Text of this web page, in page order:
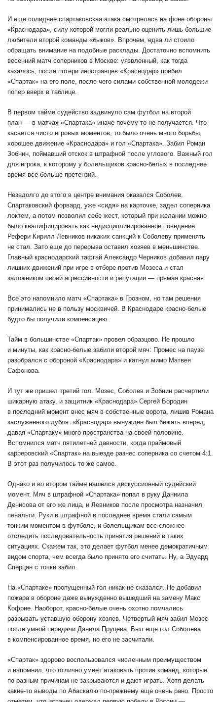
И еще солиднее спартаковская атака смотрелась на фоне обороны
«Краснодара», силу которой могли реально оценить лишь большие
любители второй команды «быков». Впрочем, едва ли стоило
обращать внимание на подобные расклады. Достаточно вспомнить
весенний матч соперников в Москве: уязвленный, как тогда
казалось, после потери иностранцев «Краснодар» прибил
«Спартак» на его поле, после чего силами собственной молодежи
попер вверх в таблице.
В первом тайме судейство задвинуло сам футбол на второй
план — в матчах «Спартака» иначе почему-то не получается. Что
касается чисто игровых моментов, то было очень много борьбы,
хорошее движение «Краснодара» и гол «Спартака». Забил Роман
Зобнин, поймавший отскок в штрафной после углового. Важный гол
для игрока, к которому у болельщиков красно-белых в последнее
время все больше претензий.
Незадолго до этого в центре внимания оказался Соболев.
Спартаковский форвард, уже «сидя» на карточке, задел соперника
локтем, а потом позволил себе жест, который при желании можно
было квалифицировать как недисциплинированное поведение.
Рефери Кирилл Левников никаких санкций к Соболеву применять
не стал. Зато еще до перерыва оставил хозяев в меньшинстве.
Главный краснодарский тафгай Александр Черников добавил пару
лишних движений при игре в отборе против Мозеса и стал
заложником своей агрессивности и репутации — прямая красная.
Все это напомнило матч «Спартака» в Грозном, но там решения
принимались не в пользу москвичей. В Краснодаре красно-белые
будто бы получили компенсацию.
Тайм в большинстве «Спартак» провел образцово. Не прошло
и минуты, как красно-белые забили второй мяч: Промес на паузе
разобрался с обороной «Краснодара» и катнул мимо Матвея
Сафонова.
И тут же пришел третий гол. Мозес, Соболев и Зобнин расчертили
шикарную атаку, и защитник «Краснодара» Сергей Бородин
в последний момент внес мяч в собственные ворота, лишив Романа
заслуженного дубля. «Краснодар» вынужден был бежать вперед,
давая «Спартаку» много пространства на своей половине.
Вспомнился матч пятилетней давности, когда праймовый
карреровский «Спартак» на выезде разнес соперника со счетом 4:1.
В этот раз получилось то же самое.
Однако и во втором тайме нашелся дискуссионный судейский
момент. Мяч в штрафной «Спартака» попал в руку Даниила
Денисова от его же лица, и Левников после просмотра назначил
пенальти. Руки в штрафной в последнее время стали самым
тонким моментом в футболе, и болельщикам все сложнее
отследить последовательность принятия решений в таких
ситуациях. Скажем так, это делает футбол менее демократичным
видом спорта, чем всегда было принято его считать. Ну, а Эдуард
Сперцян с точки забил.
На «Спартаке» пропущенный гол никак не сказался. Не добавил
пожара в обороне даже вынужденно вышедший на замену Макс
Кофрие. Наоборот, красно-белые очень охотно помчались
разрывать уставшую оборону хозяев. Четвертый мяч забил Мозес
после умной передачи Данила Пруцева. Был еще гол Соболева
в компенсированное время, но его не засчитали.
«Спартак» здорово воспользовался численным преимуществом
и напомнил, что отлично умеет атаковать против команд, которые
по разным причинам не закрываются и дают играть. Хотя делать
какие-то выводы по Абаскалю по-прежнему еще очень рано. Просто